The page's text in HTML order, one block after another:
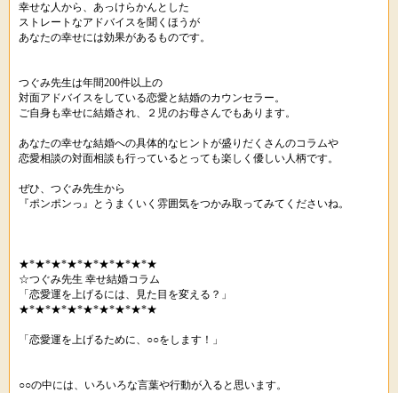
幸せな人から、あっけらかんとした
ストレートなアドバイスを聞くほうが
あなたの幸せには効果があるものです。
つぐみ先生は年間200件以上の
対面アドバイスをしている恋愛と結婚のカウンセラー。
ご自身も幸せに結婚され、２児のお母さんでもあります。
あなたの幸せな結婚への具体的なヒントが盛りだくさんのコラムや
恋愛相談の対面相談も行っているとっても楽しく優しい人柄です。
ぜひ、つぐみ先生から
『ポンポンっ』とうまくいく雰囲気をつかみ取ってみてくださいね。
★*★*★*★*★*★*★*★*★
☆つぐみ先生 幸せ結婚コラム
「恋愛運を上げるには、見た目を変える？」
★*★*★*★*★*★*★*★*★
「恋愛運を上げるために、○○をします！」
○○の中には、いろいろな言葉や行動が入ると思います。